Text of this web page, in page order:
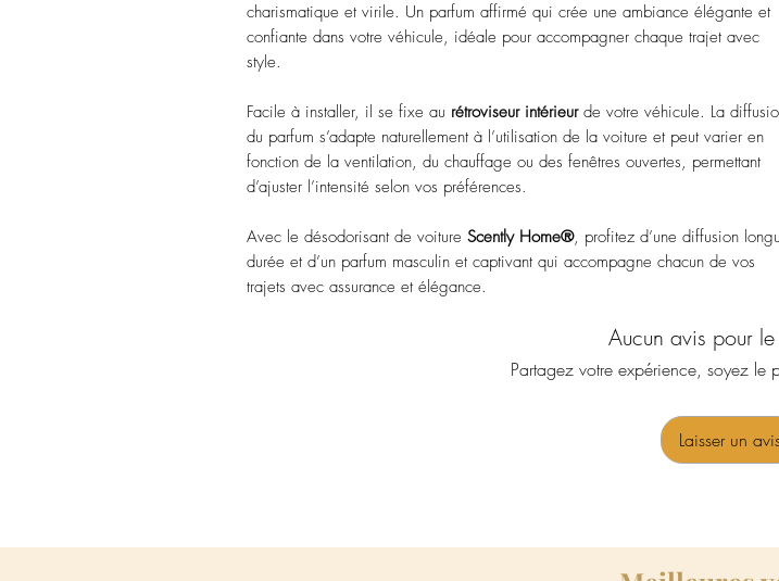
charismatique et virile. Un parfum affirmé qui crée une ambiance élégante et
confiante dans votre véhicule, idéale pour accompagner chaque trajet avec
style.
Facile à installer, il se fixe au rétroviseur intérieur de votre véhicule. La
du parfum s’adapte naturellement à l’utilisation de la voiture et peut varier en
fonction de la ventilation, du chauffage ou des fenêtres ouvertes, permettant
d’ajuster l’intensité selon vos préférences.
Avec le désodorisant de voiture Scently Home®, profitez d’une diffusion
durée et d’un parfum masculin et captivant qui accompagne chacun de vos
trajets avec assurance et élégance.
Aucun avis pour
Partagez votre expérience, soyez le
Laisser un